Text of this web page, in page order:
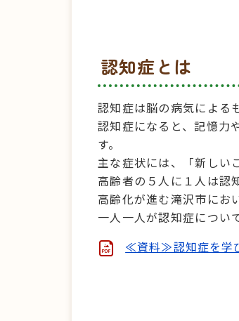
認知症とは
認知症は脳の病気による
認知症になると、記憶力
す。
主な症状には、「新しい
高齢者の５人に１人は認
高齢化が進む滝沢市にお
一人一人が認知症につい
≪資料≫認知症を学